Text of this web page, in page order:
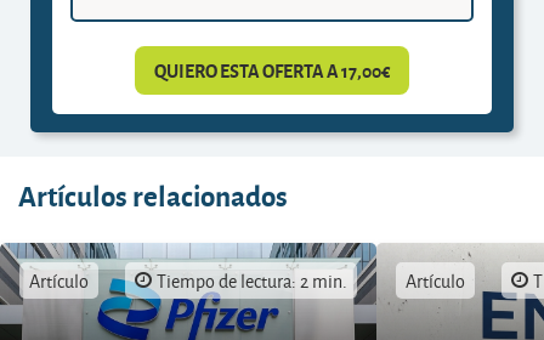
QUIERO ESTA OFERTA A 17,00€
Artículos relacionados
Artículo Tiempo de lectura: 2 min. Artículo